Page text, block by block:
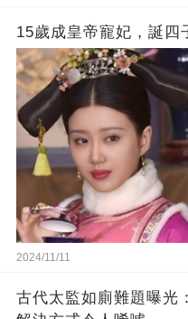
15歲成皇帝寵妃，誕四
2024/11/11
古代太監如廁難題曝光